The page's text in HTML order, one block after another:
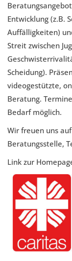
Entwicklung (z.B.
Auffälligkeiten)
Streit zwischen
Scheidung).
videogestützte,
Beratung.
Bedarf möglich.
Wir freuen uns
Beratungsstelle,
Link zur